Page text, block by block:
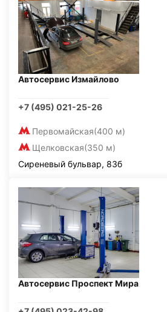
Автосервис Измайлово
+7 (495) 021-25-26
Первомайская(400 м)
Щелковская(350 м)
Сиреневый бульвар, 83б
Автосервис Проспект Мира